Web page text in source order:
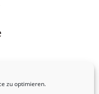
zu optimieren.